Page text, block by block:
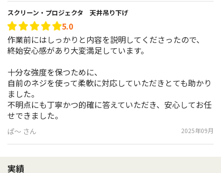
スクリーン・プロジェクタ 天井吊り下げ
5.0
作業前にはしっかりと内容を説明してくださったので、
終始安心感があり大変満足しています。
十分な強度を保つために、
自前のネジを使って柔軟に対応していただきとても助かり
ました。
不明点にも丁寧かつ的確に答えていただき、安心してお任
せできました。
ぱ～ さん 2025年09月
実績